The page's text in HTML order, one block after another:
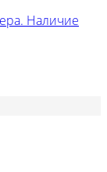
Наличие